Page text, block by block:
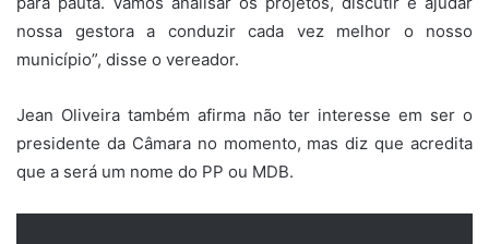
nossa gestora a conduzir cada vez melhor o nosso
município”, disse o vereador.
Jean Oliveira também afirma não ter interesse em ser o
presidente da Câmara no momento, mas diz que acredita
que a será um nome do PP ou MDB.